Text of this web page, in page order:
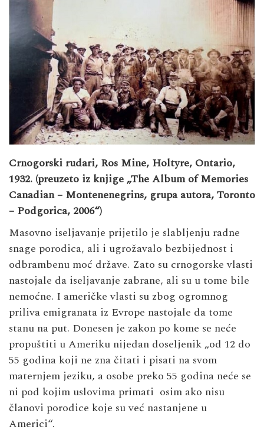
Crnogorski rudari, Ros Mine, Holtyre, Ontario,
1932. (preuzeto iz knjige „The Album of Memories
Canadian – Montenenegrins, grupa autora, Toronto
– Podgorica, 2006“)
Masovno iseljavanje prijetilo je slabljenju radne
snage porodica, ali i ugrožavalo bezbijednost i
odbrambenu moć države. Zato su crnogorske vlasti
nastojale da iseljavanje zabrane, ali su u tome bile
nemoćne. I američke vlasti su zbog ogromnog
priliva emigranata iz Evrope nastojale da tome
stanu na put. Donesen je zakon po kome se neće
propuštiti u Ameriku nijedan doseljenik „od 12 do
55 godina koji ne zna čitati i pisati na svom
maternjem jeziku, a osobe preko 55 godina neće se
ni pod kojim uslovima primati osim ako nisu
članovi porodice koje su već nastanjene u
Americi“.